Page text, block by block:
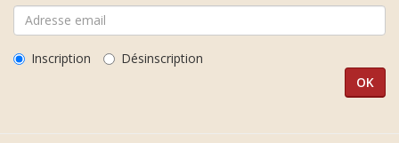
Inscription Désinscription